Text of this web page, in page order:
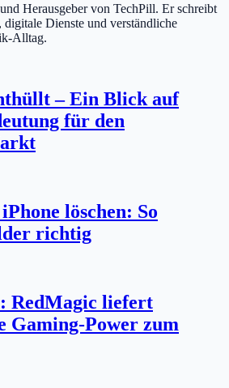
Herausgeber von TechPill. Er schreibt
digitale Dienste und verständliche
Alltag.
– Ein Blick auf
für den
löschen: So
richtig
RedMagic liefert
Gaming-Power zum